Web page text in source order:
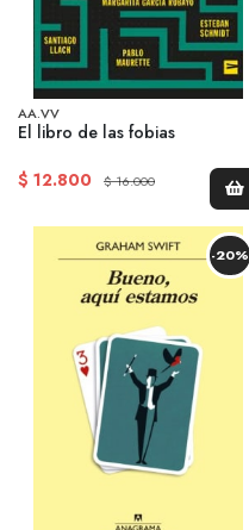
AA.VV
El libro de las fobias
$ 12.800
$ 16.000
-20%